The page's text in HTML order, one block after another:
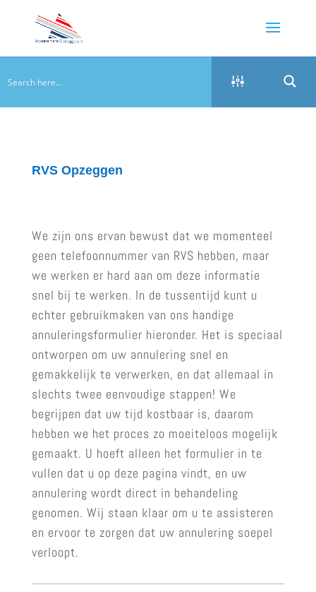
RVS Opzeggen
We zijn ons ervan bewust dat we momenteel
geen telefoonnummer van RVS hebben, maar
we werken er hard aan om deze informatie
snel bij te werken. In de tussentijd kunt u
echter gebruikmaken van ons handige
annuleringsformulier hieronder. Het is speciaal
ontworpen om uw annulering snel en
gemakkelijk te verwerken, en dat allemaal in
slechts twee eenvoudige stappen! We
begrijpen dat uw tijd kostbaar is, daarom
hebben we het proces zo moeiteloos mogelijk
gemaakt. U hoeft alleen het formulier in te
vullen dat u op deze pagina vindt, en uw
annulering wordt direct in behandeling
genomen. Wij staan klaar om u te assisteren
en ervoor te zorgen dat uw annulering soepel
verloopt.